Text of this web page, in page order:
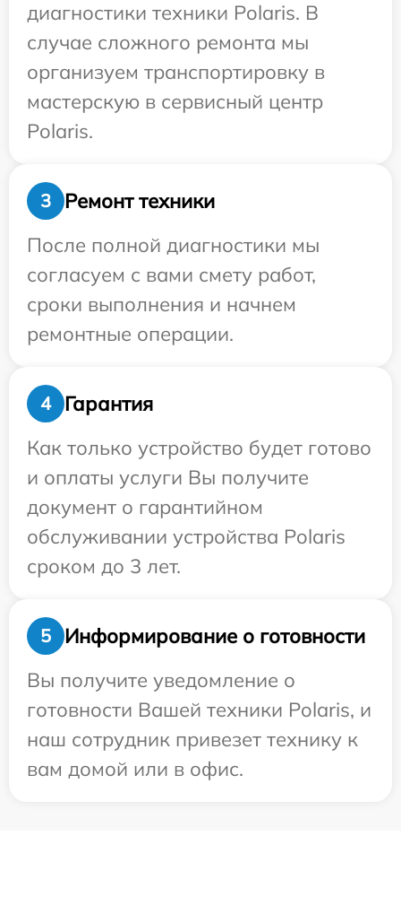
диагностики техники Polaris. В
случае сложного ремонта мы
организуем транспортировку в
мастерскую в сервисный центр
Polaris.
3
Ремонт техники
После полной диагностики мы
согласуем с вами смету работ,
сроки выполнения и начнем
ремонтные операции.
4
Гарантия
Как только устройство будет готово
и оплаты услуги Вы получите
документ о гарантийном
обслуживании устройства Polaris
сроком до 3 лет.
5
Информирование о готовности
Вы получите уведомление о
готовности Вашей техники Polaris, и
наш сотрудник привезет технику к
вам домой или в офис.